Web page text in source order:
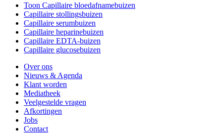
Toon Capillaire bloedafnamebuizen
Capillaire stollingsbuizen
Capillaire serumbuizen
Capillaire heparinebuizen
Capillaire EDTA-buizen
Capillaire glucosebuizen
Over ons
Nieuws & Agenda
Klant worden
Mediatheek
Veelgestelde vragen
Afkortingen
Jobs
Contact